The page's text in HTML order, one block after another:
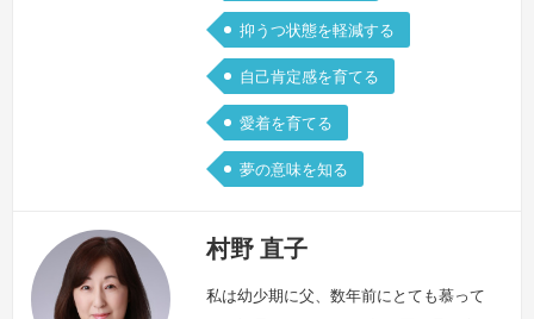
抑うつ状態を軽減する
自己肯定感を育てる
愛着を育てる
夢の意味を知る
村野 直子
私は幼少期に父、数年前にとても慕って